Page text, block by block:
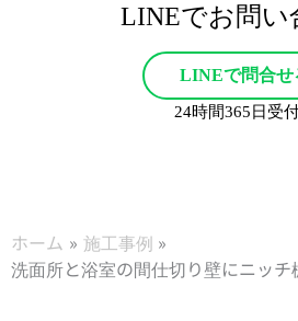
LINEでお問い
LINEで問合せ
24時間365日受
ホーム
施工事例
洗面所と浴室の間仕切り壁にニッチ